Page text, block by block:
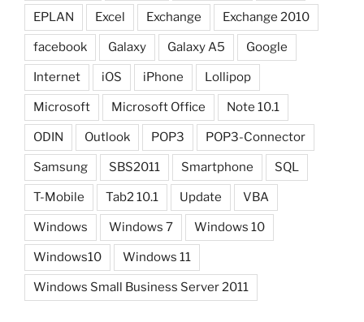
EPLAN Excel Exchange Exchange 2010
facebook Galaxy Galaxy A5 Google
Internet iOS iPhone Lollipop
Microsoft Microsoft Office Note 10.1
ODIN Outlook POP3 POP3-Connector
Samsung SBS2011 Smartphone SQL
T-Mobile Tab2 10.1 Update VBA
Windows Windows 7 Windows 10
Windows10 Windows 11
Windows Small Business Server 2011